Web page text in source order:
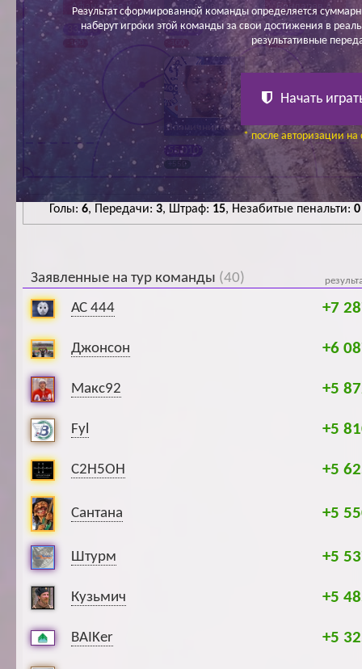
Результат сформированной команды определяется
наберут игроки этой команды за свои достижения в
результативные
Начать
* после авторизации на
Драничников А.
55 010
+550
Афанасьев К.
33 800
-100
Волков П.
24 600
Бондарев А.
30 000
-100
Голы: 6, Передачи: 3, Штраф: 15, Незабитые пенальти: 0
Заявленные на тур команды (40)
АС 444 +7
Джонсон +6
Макс92 +5
Fyl +5
C2H5OH +5
Сантана +5
Штурм +5
Кузьмич +5
BAIKer +5